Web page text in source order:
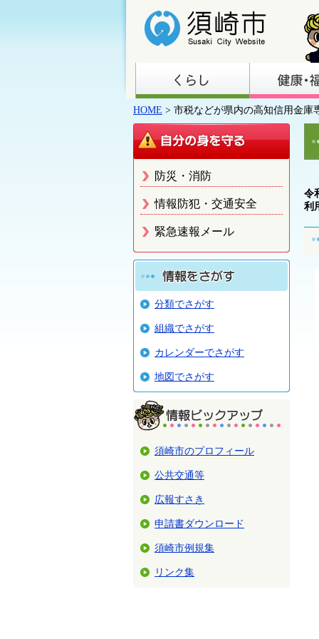
HOME > 市税などが県内の高知信用金庫
防災・消防
情報防犯・交通安全
緊急速報メール
分類でさがす
組織でさがす
カレンダーでさがす
地図でさがす
須崎市のプロフィール
公共交通等
広報すさき
申請書ダウンロード
須崎市例規集
リンク集
令
利